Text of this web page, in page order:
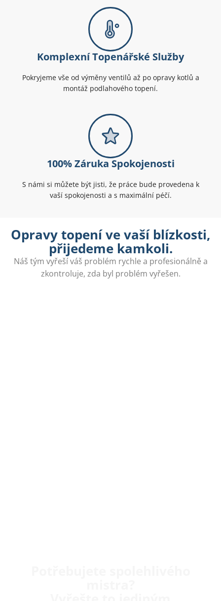
Komplexní Topenářské Služby
Pokryjeme vše od výměny ventilů až po opravy kotlů a
montáž podlahového topení.
100% Záruka Spokojenosti
S námi si můžete být jisti, že práce bude provedena k
vaší spokojenosti a s maximální péčí.
Opravy topení ve vaší blízkosti,
přijedeme kamkoli.
Náš tým vyřeší váš problém rychle a profesionálně a
zkontroluje, zda byl problém vyřešen.